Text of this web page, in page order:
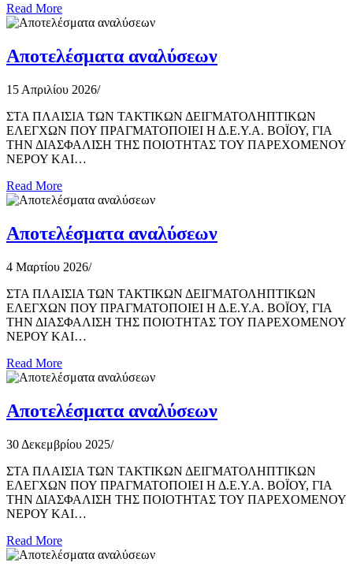
Read More
Αποτελέσματα αναλύσεων
15 Απριλίου 2026/
ΣΤΑ ΠΛΑΙΣΙΑ ΤΩΝ ΤΑΚΤΙΚΩΝ ΔΕΙΓΜΑΤΟΛΗΠΤΙΚΩΝ
ΕΛΕΓΧΩΝ ΠΟΥ ΠΡΑΓΜΑΤΟΠΟΙΕΙ Η Δ.Ε.Υ.Α. ΒΟΪΟΥ, ΓΙΑ
ΤΗΝ ΔΙΑΣΦΑΛΙΣΗ ΤΗΣ ΠΟΙΟΤΗΤΑΣ ΤΟΥ ΠΑΡΕΧΟΜΕΝΟΥ
ΝΕΡΟΥ ΚΑΙ…
Read More
Αποτελέσματα αναλύσεων
4 Μαρτίου 2026/
ΣΤΑ ΠΛΑΙΣΙΑ ΤΩΝ ΤΑΚΤΙΚΩΝ ΔΕΙΓΜΑΤΟΛΗΠΤΙΚΩΝ
ΕΛΕΓΧΩΝ ΠΟΥ ΠΡΑΓΜΑΤΟΠΟΙΕΙ Η Δ.Ε.Υ.Α. ΒΟΪΟΥ, ΓΙΑ
ΤΗΝ ΔΙΑΣΦΑΛΙΣΗ ΤΗΣ ΠΟΙΟΤΗΤΑΣ ΤΟΥ ΠΑΡΕΧΟΜΕΝΟΥ
ΝΕΡΟΥ ΚΑΙ…
Read More
Αποτελέσματα αναλύσεων
30 Δεκεμβρίου 2025/
ΣΤΑ ΠΛΑΙΣΙΑ ΤΩΝ ΤΑΚΤΙΚΩΝ ΔΕΙΓΜΑΤΟΛΗΠΤΙΚΩΝ
ΕΛΕΓΧΩΝ ΠΟΥ ΠΡΑΓΜΑΤΟΠΟΙΕΙ Η Δ.Ε.Υ.Α. ΒΟΪΟΥ, ΓΙΑ
ΤΗΝ ΔΙΑΣΦΑΛΙΣΗ ΤΗΣ ΠΟΙΟΤΗΤΑΣ ΤΟΥ ΠΑΡΕΧΟΜΕΝΟΥ
ΝΕΡΟΥ ΚΑΙ…
Read More